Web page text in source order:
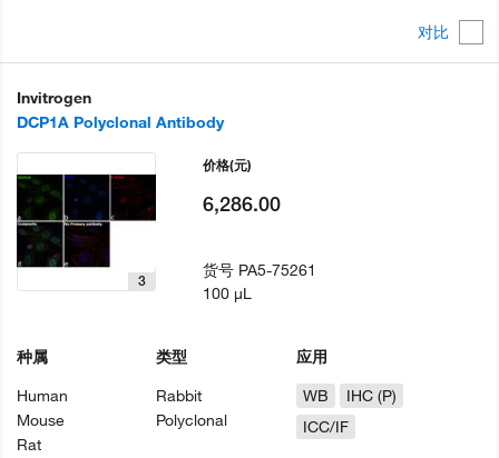
对比
Invitrogen
DCP1A Polyclonal Antibody
3
种属
Human
Mouse
Rat
类型
Rabbit
Polyclonal
应用
WB
IHC (P)
ICC/IF
价格(元)
6,286.00
货号 PA5-75261
100 µL